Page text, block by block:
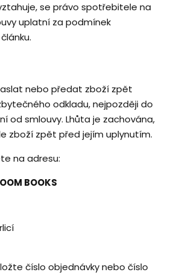
se právo spotřebitele na
uplatní za podmínek
nebo předat zboží zpět
odkladu, nejpozději do
od smlouvy. Lhůta je zachována,
zboží zpět před jejím uplynutím.
na adresu:
BOOKS
číslo objednávky nebo číslo